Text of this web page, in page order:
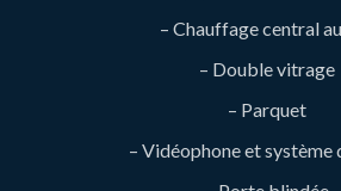
– Chauffage central
– Double vitrage
– Parquet
– Vidéophone et système